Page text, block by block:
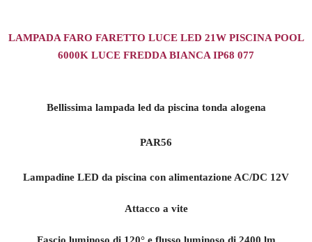
LAMPADA FARO FARETTO LUCE LED 21W PISCINA POOL
6000K LUCE FREDDA BIANCA IP68 077
Bellissima lampada led da piscina tonda alogena
PAR56
Lampadine LED da piscina con alimentazione AC/DC 12V
Attacco a vite